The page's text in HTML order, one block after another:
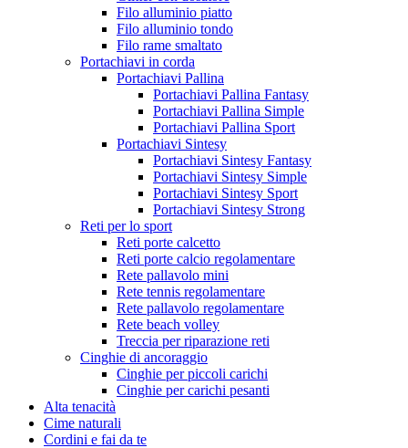
Filo alluminio piatto
Filo alluminio tondo
Filo rame smaltato
Portachiavi in corda
Portachiavi Pallina
Portachiavi Pallina Fantasy
Portachiavi Pallina Simple
Portachiavi Pallina Sport
Portachiavi Sintesy
Portachiavi Sintesy Fantasy
Portachiavi Sintesy Simple
Portachiavi Sintesy Sport
Portachiavi Sintesy Strong
Reti per lo sport
Reti porte calcetto
Reti porte calcio regolamentare
Rete pallavolo mini
Rete tennis regolamentare
Rete pallavolo regolamentare
Rete beach volley
Treccia per riparazione reti
Cinghie di ancoraggio
Cinghie per piccoli carichi
Cinghie per carichi pesanti
Alta tenacità
Cime naturali
Cordini e fai da te